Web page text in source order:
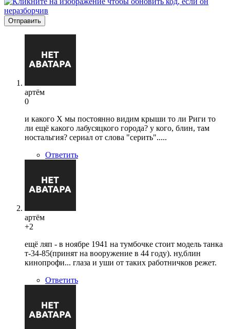
Отправить
артём
0
и какого Х мы постоянно видим крыши то ли Риги то
ли ещё какого лабусяцкого города? у кого, блин, там
ностальгия? сериал от слова "серить".....
Ответить
артём
+2
ещё ляп - в ноябре 1941 на тумбочке стоит модель танка
т-34-85(принят на вооружение в 44 году). ну,блин
кинопрофи... глаза и уши от таких работничков режет.
Ответить